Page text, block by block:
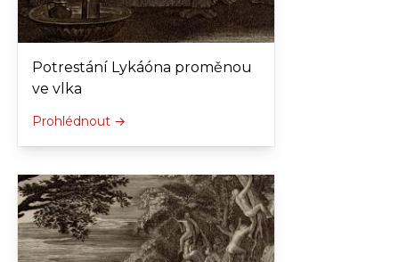
Potrestání Lykáóna proměnou
ve vlka
Prohlédnout →